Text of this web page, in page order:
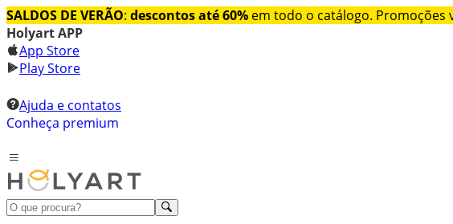
SALDOS DE VERÃO: descontos até 60% em todo o catálogo. Promoções
Holyart APP
App Store
Play Store
Ajuda e contatos
Conheça premium